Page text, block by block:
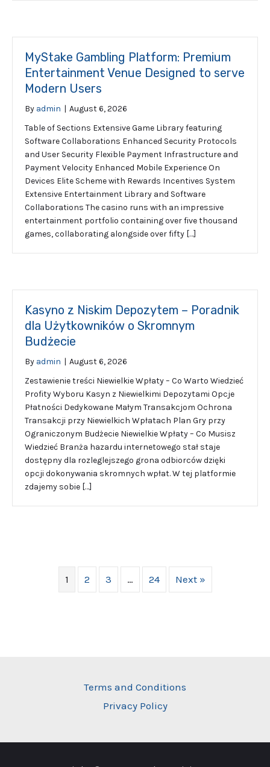
MyStake Gambling Platform: Premium
Entertainment Venue Designed to serve
Modern Users
By admin | August 6, 2026
Table of Sections Extensive Game Library featuring
Software Collaborations Enhanced Security Protocols
and User Security Flexible Payment Infrastructure and
Payment Velocity Enhanced Mobile Experience On
Devices Elite Scheme with Rewards Incentives System
Extensive Entertainment Library and Software
Collaborations The casino runs with an impressive
entertainment portfolio containing over five thousand
games, collaborating alongside over fifty […]
Kasyno z Niskim Depozytem – Poradnik
dla Użytkowników o Skromnym
Budżecie
By admin | August 6, 2026
Zestawienie treści Niewielkie Wpłaty – Co Warto Wiedzieć
Profity Wyboru Kasyn z Niewielkimi Depozytami Opcje
Płatności Dedykowane Małym Transakcjom Ochrona
Transakcji przy Niewielkich Wpłatach Plan Gry przy
Ograniczonym Budżecie Niewielkie Wpłaty – Co Musisz
Wiedzieć Branża hazardu internetowego stał staje
dostępny dla rozleglejszego grona odbiorców dzięki
opcji dokonywania skromnych wpłat. W tej platformie
zdajemy sobie […]
1 2 3 … 24 Next »
Terms and Conditions
Privacy Policy